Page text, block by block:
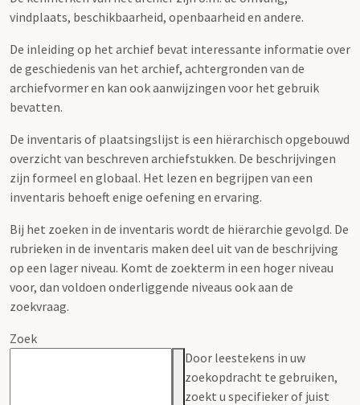
vindplaats, beschikbaarheid, openbaarheid en andere.
De inleiding op het archief bevat interessante informatie over
de geschiedenis van het archief, achtergronden van de
archiefvormer en kan ook aanwijzingen voor het gebruik
bevatten.
De inventaris of plaatsingslijst is een hiërarchisch opgebouwd
overzicht van beschreven archiefstukken. De beschrijvingen
zijn formeel en globaal. Het lezen en begrijpen van een
inventaris behoeft enige oefening en ervaring.
Bij het zoeken in de inventaris wordt de hiërarchie gevolgd. De
rubrieken in de inventaris maken deel uit van de beschrijving
op een lager niveau. Komt de zoekterm in een hoger niveau
voor, dan voldoen onderliggende niveaus ook aan de
zoekvraag.
Zoek
Door leestekens in uw
zoekopdracht te gebruiken,
zoekt u specifieker of juist